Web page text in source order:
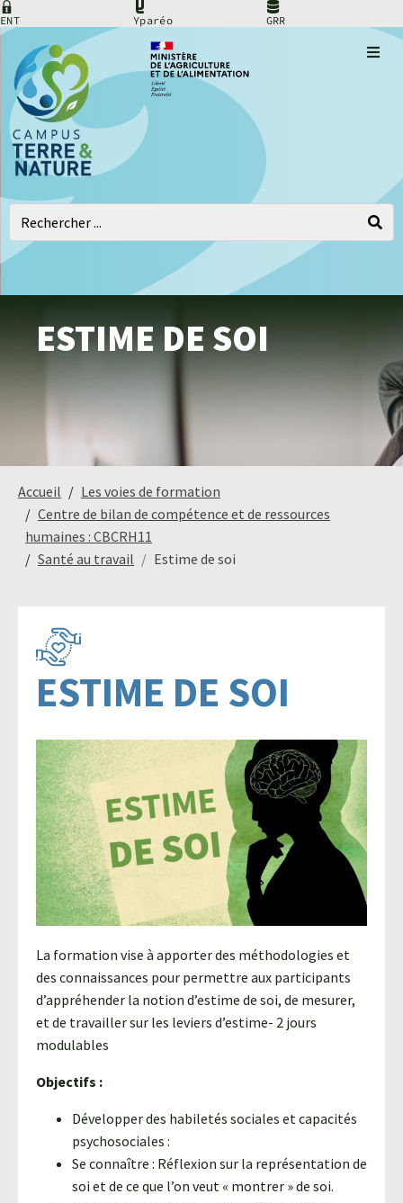
ENT Yparéo GRR
Agriculture
Commerce
Cheval
Trouver
sa
voie
Sites de
Cadre de vie
Infos pratiques
ESTIME DE SOI
Accueil
Les voies de formation
Centre de bilan de compétence et de ressources
humaines : CBCRH11
Santé au travail
Estime de soi
ESTIME DE SOI
La formation vise à apporter des méthodologies et
des connaissances pour permettre aux participants
d’appréhender la notion d’estime de soi, de mesurer,
et de travailler sur les leviers d’estime- 2 jours
modulables
Objectifs :
Développer des habiletés sociales et capacités
psychosociales :
Se connaître : Réflexion sur la représentation de
soi et de ce que l’on veut « montrer » de soi.